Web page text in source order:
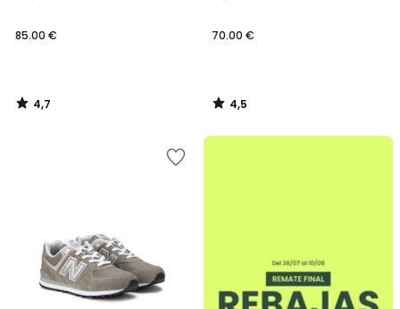
85.00 €
4,7
/
70.00 €
4,5
/
.